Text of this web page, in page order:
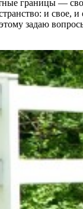
границы —
и свое, и
задаю